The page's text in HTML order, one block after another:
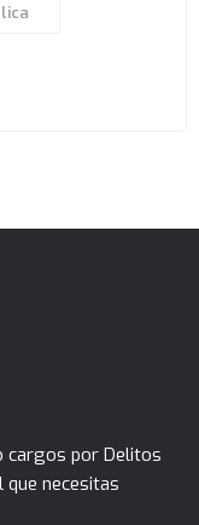
cargos por Delitos
que necesitas